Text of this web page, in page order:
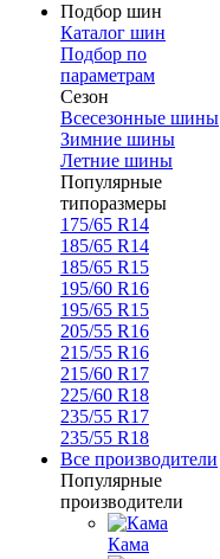
Подбор шин
Каталог шин
Подбор по
параметрам
Сезон
Всесезонные шины
Зимние шины
Летние шины
Популярные
типоразмеры
175/65 R14
185/65 R14
185/65 R15
195/60 R16
195/65 R15
205/55 R16
215/55 R16
215/60 R17
225/60 R18
235/55 R17
235/55 R18
Все производители
Популярные
производители
Кама